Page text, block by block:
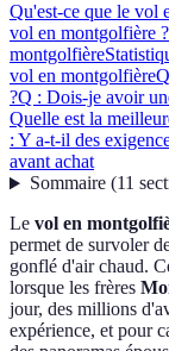
Qu'est-ce que le vol
vol en montgolfière ?
montgolfière
vol en montgolfière
?Q : Dois-je avoir
Quelle est la
: Y a-t-il des
avant achat
Sommaire(11
Le vol en
permet de survoler
gonflé d'air chaud.
lorsque les frères
jour, des millions
expérience, et pour